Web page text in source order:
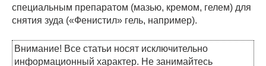
специальным препаратом (мазью, кремом, гелем) для
снятия зуда («Фенистил» гель, например).
Внимание! Все статьи носят исключительно
информационный характер. Не занимайтесь